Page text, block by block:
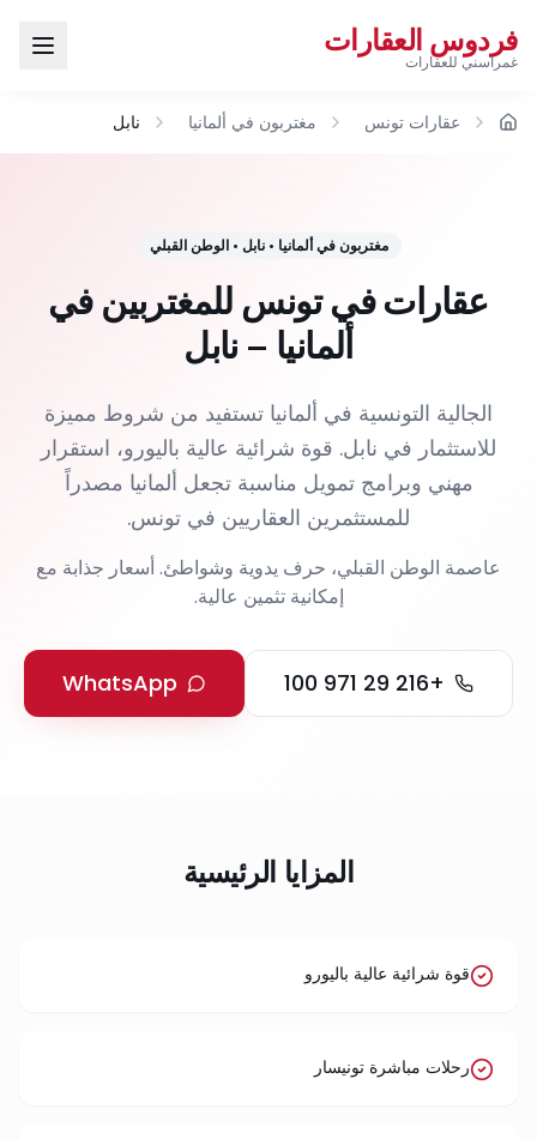
فردوس العقارات
غمراسني للعقارات
الرئيسية عقارات تونس مغتربون في ألمانيا نابل
مغتربون في ألمانيا •نابل •الوطن القبلي
عقارات في تونس للمغتربين في
ألمانيا – نابل
الجالية التونسية في ألمانيا تستفيد من شروط مميزة
للاستثمار في نابل. قوة شرائية عالية باليورو، استقرار
مهني وبرامج تمويل مناسبة تجعل ألمانيا مصدراً
للمستثمرين العقاريين في تونس.
عاصمة الوطن القبلي، حرف يدوية وشواطئ. أسعار جذابة مع
إمكانية تثمين عالية.
WhatsApp +216 29 971 100
المزايا الرئيسية
قوة شرائية عالية باليورو
رحلات مباشرة تونيسار